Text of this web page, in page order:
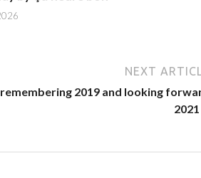
NEXT
2019 and looking